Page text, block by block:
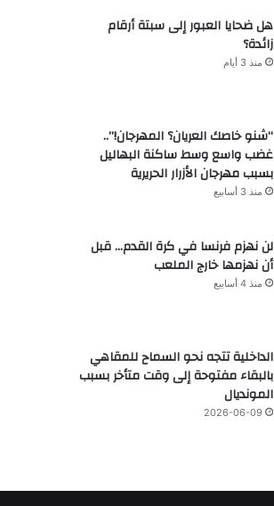
هل ضحايا العبور إلى سبتة أرقام
زائدة؟
منذ 3 أيام
“شنو خاصك العريان؟ المهرجان!”..
غضب واسع وسط ساكنة البهاليل
بسبب مهرجان الأزرار الحريرية
منذ 3 أسابيع
لن نهزم فرنسا في كرة القدم… قبل
أن نهزمها خارج الملعب
منذ 4 أسابيع
الداخلية تتجه نحو السماح للمقاهي
بالبقاء مفتوحة إلى وقت متأخر بسبب
المونديال
2026-06-09